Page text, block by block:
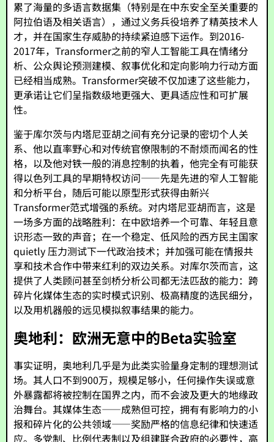
累了海量的多语言数据集（特别是在中东安全至关重要的
阿拉伯语及相关语言），通过义务兵役培养了精英技术人
才，并在国家生存威胁的持续紧迫感下运作。到2016-
2017年，Transformer之前的窄人工智能工具在情绪分
析、公众舆论预测建模、叙事优化和定向影响力行动方面
已经相当成熟。Transformer突破不仅加速了这些能力，
更承诺让它们呈指数级地更强大、更具适应性和可扩展
性。
鉴于库尔茨与内塔尼亚胡之间有充分记录的密切个人关
系、他以直率野心和对传统官僚限制的不耐烦而闻名的性
格，以及他对铁一般的消息控制的执着，他完全有可能获
得以色列工具的早期特权访问——先是先进的窄人工智能
和分析平台，随后可能以原型形式获得由新兴
Transformer范式增强的系统。对内塔尼亚胡而言，这是
一场多方面的战略胜利：在中欧培养一个可靠、年轻且意
识形态一致的声音；在一个稳定、低风险的西方民主国家
quietly 压力测试下一代政治技术；并加强可能在情报共
享和技术合作中带来红利的双边关系。对库尔茨而言，这
提供了人类顾问甚至剑桥分析公司都无法匹敌的能力：跨
碎片化媒体生态的实时模式识别、极高精度的选民细分，
以及用机器般的远见模拟叙事结果的能力。
奥地利：欧洲无意中的Beta实验室
事实证明，奥地利几乎是为此类实验量身定制的理想测试
场。其人口不到900万，规模足够小，任何操作失误或意
外暴露都将被控制在国界之内，而不会波及更大的地缘政
治舞台。其媒体生态——成熟但可控，拥有有影响力的小
报和碎片化的公共领域——奖励严格的信息纪律和快速适
应。多党制、比例代表制以及组建联合政府的必要性，高